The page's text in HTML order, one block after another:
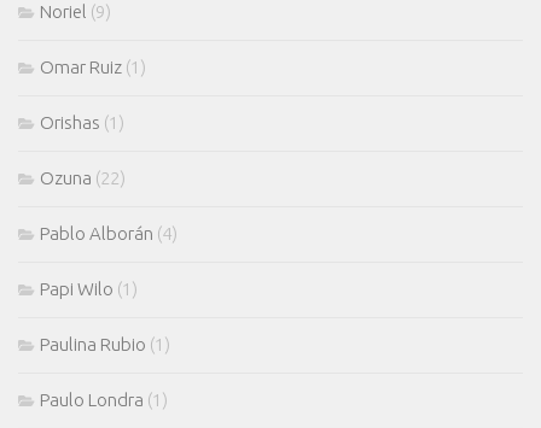
Noriel (9)
Omar Ruiz (1)
Orishas (1)
Ozuna (22)
Pablo Alborán (4)
Papi Wilo (1)
Paulina Rubio (1)
Paulo Londra (1)